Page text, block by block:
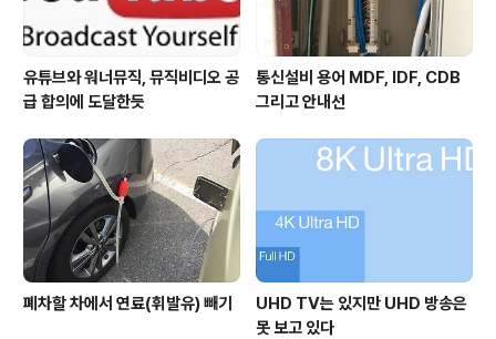
유튜브와 워너뮤직, 뮤직비디오 공
급 합의에 도달한듯
통신설비 용어 MDF, IDF, CDB
그리고 안내선
폐차할 차에서 연료(휘발유) 빼기
UHD TV는 있지만 UHD 방송은
못 보고 있다